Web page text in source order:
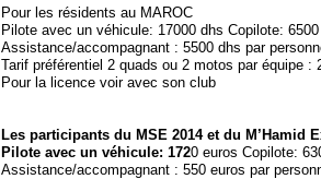
Pour les résidents au MAROC
Pilote avec un véhicule: 17000 dhs Copilote:
Assistance/accompagnant : 5500 dhs par
Tarif préférentiel 2 quads ou 2 motos par équipe :
Pour la licence voir avec son club
Les participants du MSE 2014 et du M’Hamid
Pilote avec un véhicule: 1720 euros Copilote:
Assistance/accompagnant : 550 euros par